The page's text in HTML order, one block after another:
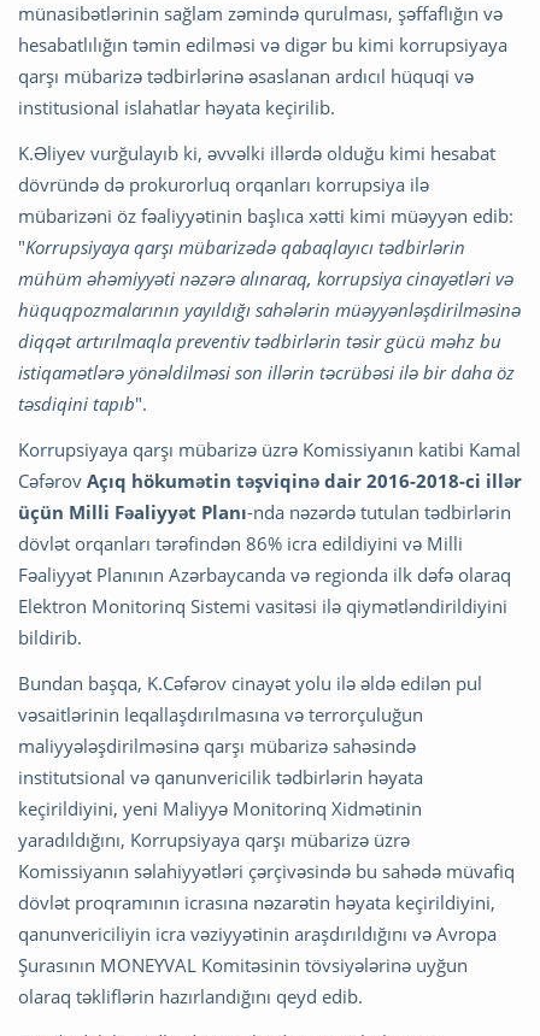
münasibətlərinin sağlam zəmində qurulması, şəffaflığın və
hesabatlılığın təmin edilməsi və digər bu kimi korrupsiyaya
qarşı mübarizə tədbirlərinə əsaslanan ardıcıl hüquqi və
institusional islahatlar həyata keçirilib.
K.Əliyev vurğulayıb ki, əvvəlki illərdə olduğu kimi hesabat
dövründə də prokurorluq orqanları korrupsiya ilə
mübarizəni öz fəaliyyətinin başlıca xətti kimi müəyyən edib:
"Korrupsiyaya qarşı mübarizədə qabaqlayıcı tədbirlərin
mühüm əhəmiyyəti nəzərə alınaraq, korrupsiya cinayətləri və
hüquqpozmalarının yayıldığı sahələrin müəyyənləşdirilməsinə
diqqət artırılmaqla preventiv tədbirlərin təsir gücü məhz bu
istiqamətlərə yönəldilməsi son illərin təcrübəsi ilə bir daha öz
təsdiqini tapıb".
Korrupsiyaya qarşı mübarizə üzrə Komissiyanın katibi Kamal
Cəfərov Açıq hökumətin təşviqinə dair 2016-2018-ci illər
üçün Milli Fəaliyyət Planı-nda nəzərdə tutulan tədbirlərin
dövlət orqanları tərəfindən 86% icra edildiyini və Milli
Fəaliyyət Planının Azərbaycanda və regionda ilk dəfə olaraq
Elektron Monitorinq Sistemi vasitəsi ilə qiymətləndirildiyini
bildirib.
Bundan başqa, K.Cəfərov cinayət yolu ilə əldə edilən pul
vəsaitlərinin leqallaşdırılmasına və terrorçuluğun
maliyyələşdirilməsinə qarşı mübarizə sahəsində
institutsional və qanunvericilik tədbirlərin həyata
keçirildiyini, yeni Maliyyə Monitorinq Xidmətinin
yaradıldığını, Korrupsiyaya qarşı mübarizə üzrə
Komissiyanın səlahiyyətləri çərçivəsində bu sahədə müvafiq
dövlət proqramının icrasına nəzarətin həyata keçirildiyini,
qanunvericiliyin icra vəziyyətinin araşdırıldığını və Avropa
Şurasının MONEYVAL Komitəsinin tövsiyələrinə uyğun
olaraq təkliflərin hazırlandığını qeyd edib.